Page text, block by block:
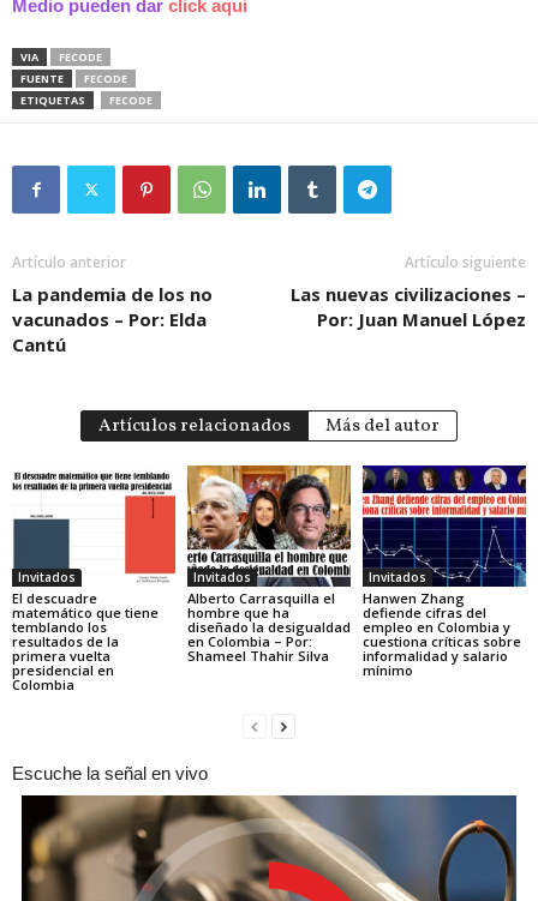
Medio pueden dar click aqui
VIA
FECODE
FUENTE
FECODE
ETIQUETAS
FECODE
Artículo anterior
La pandemia de los no
vacunados – Por: Elda
Cantú
Artículo siguiente
Las nuevas civilizaciones –
Por: Juan Manuel López
Artículos relacionados Más del autor
Invitados
El descuadre
matemático que tiene
temblando los
resultados de la
primera vuelta
presidencial en
Colombia
Invitados
Alberto Carrasquilla el
hombre que ha
diseñado la desigualdad
en Colombia – Por:
Shameel Thahir Silva
Invitados
Hanwen Zhang
defiende cifras del
empleo en Colombia y
cuestiona críticas sobre
informalidad y salario
mínimo
Escuche la señal en vivo